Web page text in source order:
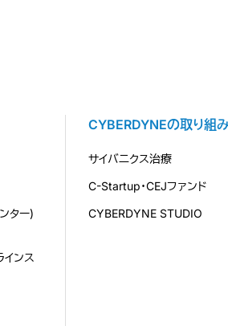
ター)
ンス
CYBERDYNEの取り組
サイバニクス治療
C-Startup・CEJファンド
CYBERDYNE STUDIO